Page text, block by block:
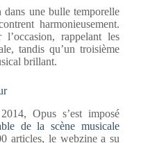
dans une bulle temporelle
harmonieusement.
rappelant les
tandis qu’un troisième
brillant.
Opus s’est imposé
de la scène musicale
articles, le webzine a su